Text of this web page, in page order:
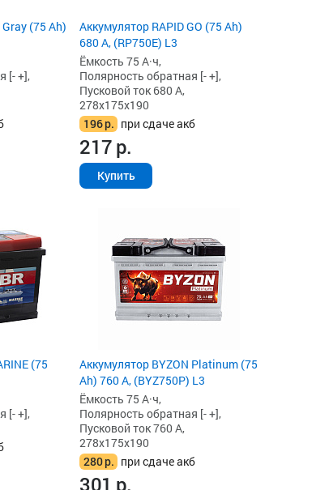
(75 Ah)
[- +],
Аккумулятор RAPID GO (75 Ah)
680 А, (RP750E) L3
Ёмкость 75 А·ч,
Полярность обратная [- +],
Пусковой ток 680 А,
278x175x190
196р. при сдаче акб
217р.
Купить
(75
[- +],
Аккумулятор BYZON Platinum (75
Ah) 760 А, (BYZ750P) L3
Ёмкость 75 А·ч,
Полярность обратная [- +],
Пусковой ток 760 А,
278x175x190
280р. при сдаче акб
301 р.